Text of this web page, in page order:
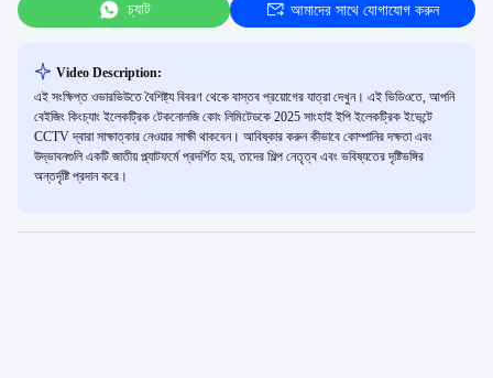
চ্যাট আমাদের সাথে যোগাযোগ করুন
Video Description:
এই সংক্ষিপ্ত ওভারভিউতে বৈশিষ্ট্য বিবরণ থেকে বাস্তব প্রয়োগের যাত্রা দেখুন। এই ভিডিওতে, আপনি
বেইজিং কিংচ্যাং ইলেকট্রিক টেকনোলজি কোং লিমিটেডকে 2025 সাংহাই ইপি ইলেকট্রিক ইভেন্টে
CCTV দ্বারা সাক্ষাত্কার নেওয়ার সাক্ষী থাকবেন। আবিষ্কার করুন কীভাবে কোম্পানির দক্ষতা এবং
উদ্ভাবনগুলি একটি জাতীয় প্ল্যাটফর্মে প্রদর্শিত হয়, তাদের শিল্প নেতৃত্ব এবং ভবিষ্যতের দৃষ্টিভঙ্গির
অন্তর্দৃষ্টি প্রদান করে।